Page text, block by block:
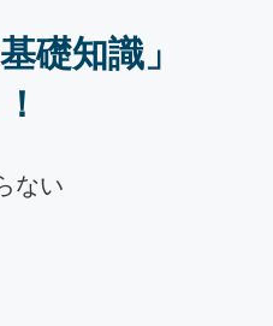
礎知識」
ない